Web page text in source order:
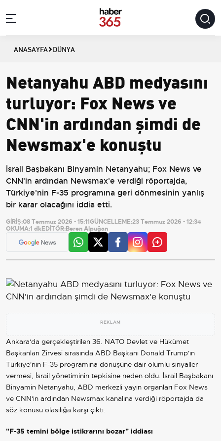
ANASAYFA DÜNYA
Netanyahu ABD medyasını
turluyor: Fox News ve
CNN'in ardından şimdi de
Newsmax'e konuştu
İsrail Başbakanı Binyamin Netanyahu; Fox News ve
CNN'in ardından Newsmax'e verdiği röportajda,
Türkiye'nin F-35 programına geri dönmesinin yanlış
bir karar olacağını iddia etti.
GİRİŞ:08 Temmuz 2026 - 15:11GÜNCELLEME:23 Temmuz 2026 - 12:34
OKUMA:1 dkEDİTÖR:Beren Alpuğan
REKLAM
Ankara'da gerçekleştirilen 36. NATO Devlet ve Hükümet
Başkanları Zirvesi sırasında ABD Başkanı Donald Trump'ın
Türkiye'nin F-35 programına dönüşüne dair olumlu sinyaller
vermesi, İsrail yönetiminin tepkisine neden oldu. İsrail Başbakanı
Binyamin Netanyahu, ABD merkezli yayın organları Fox News
ve CNN'in ardından Newsmax kanalına verdiği röportajda da
söz konusu olasılığa karşı çıktı.
"F-35 temini bölge istikrarını bozar" iddiası